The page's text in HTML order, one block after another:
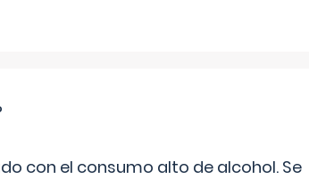
con el consumo alto de alcohol. Se